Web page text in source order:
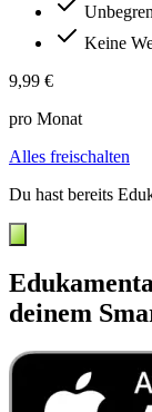
Keine
9,99 €
pro Monat
Alles freischalten
Du hast bereits
deinem